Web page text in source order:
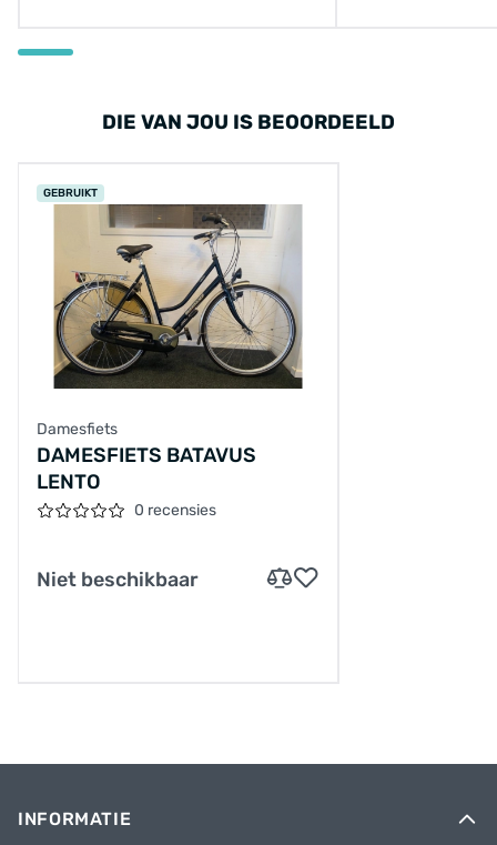
DIE VAN JOU IS BEOORDEELD
GEBRUIKT
Damesfiets
DAMESFIETS BATAVUS
LENTO
0 recensies
Niet beschikbaar
INFORMATIE